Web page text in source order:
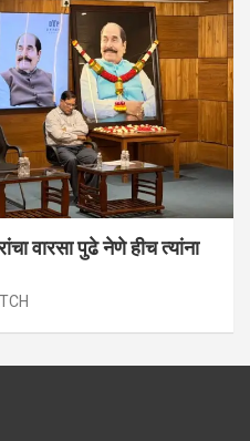
वारसा पुढे नेणे हीच त्यांना